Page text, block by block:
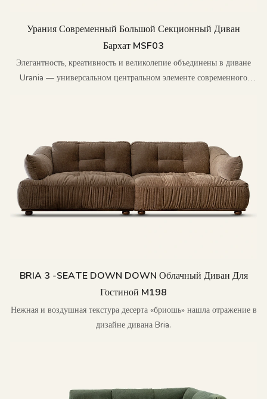
Урания Современный Большой Секционный Диван
Бархат MSF03
Элегантность, креативность и великолепие объединены в диване
Urania — универсальном центральном элементе современного
BRIA 3 -SEATE DOWN DOWN Облачный Диван Для
Гостиной M198
Нежная и воздушная текстура десерта «бриошь» нашла отражение в
дизайне дивана Bria.